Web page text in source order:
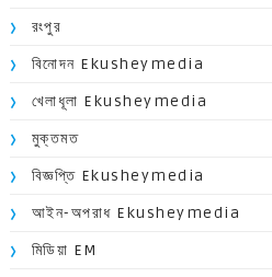
রংপুর
বিনোদন Ekusheymedia
খেলাধূলা Ekusheymedia
মুক্তমত
বিজ্ঞপ্তি Ekusheymedia
আইন-অপরাধ Ekusheymedia
মিডিয়া EM